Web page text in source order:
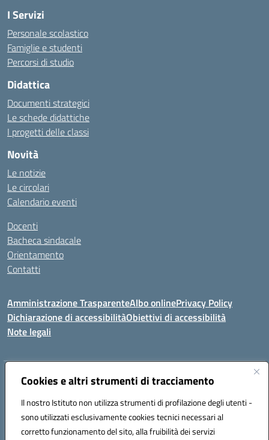
Cookies e altri strumenti di tracciamento
Il nostro Istituto non utilizza strumenti di profilazione degli utenti -
sono utilizzati esclusivamente cookies tecnici necessari al
corretto funzionamento del sito, alla fruibilità dei servizi
I Servizi
Personale scolastico
Famiglie e studenti
Percorsi di studio
Didattica
Documenti strategici
Le schede didattiche
I progetti delle classi
Novità
Le notizie
Le circolari
Calendario eventi
Docenti
Bacheca sindacale
Orientamento
Contatti
Amministrazione TrasparenteAlbo onlinePrivacy Policy
Dichiarazione di accessibilitàObiettivi di accessibilità
Note legali
Indirizzo:Viale P. Togliatti snc 67039 Sulmona (AQ)
Posta elettronica certificata (PEC):aqis01900g@pec.istruzione.it
Codice fiscale: 92025400661